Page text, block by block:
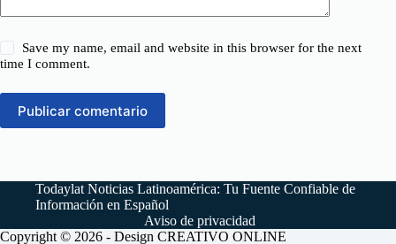
Save my name, email and website in this browser for the next
time I comment.
Publicar comentario
Todaylat Noticias Latinoamérica: Tu Fuente Confiable de
Información en Español
Aviso de privacidad
Copyright © 2026 - Design CREATIVO ONLINE